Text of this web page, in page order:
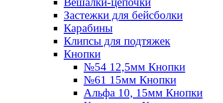
Застежки для бейсболки
Карабины
Клипсы для подтяжек
Кнопки
№54 12,5мм Кнопки
№61 15мм Кнопки
Альфа 10, 15мм Кнопки